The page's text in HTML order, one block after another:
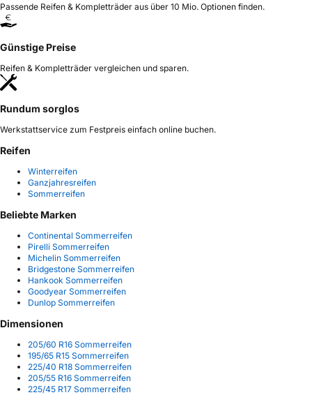
Passende Reifen & Kompletträder aus über 10 Mio. Optionen finden.
Günstige Preise
Reifen & Kompletträder vergleichen und sparen.
Rundum sorglos
Werkstattservice zum Festpreis einfach online buchen.
Reifen
Winterreifen
Ganzjahresreifen
Sommerreifen
Beliebte Marken
Continental Sommerreifen
Pirelli Sommerreifen
Michelin Sommerreifen
Bridgestone Sommerreifen
Hankook Sommerreifen
Goodyear Sommerreifen
Dunlop Sommerreifen
Dimensionen
205/60 R16 Sommerreifen
195/65 R15 Sommerreifen
225/40 R18 Sommerreifen
205/55 R16 Sommerreifen
225/45 R17 Sommerreifen